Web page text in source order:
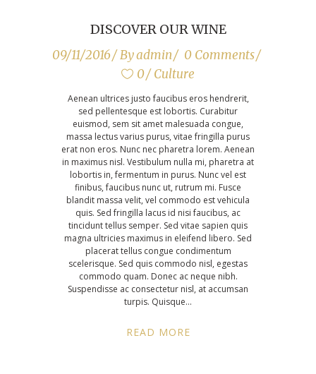
DISCOVER OUR WINE
09/11/2016 Byadmin
0 Comments
0
Culture
Aenean ultrices justo faucibus eros hendrerit,
sed pellentesque est lobortis. Curabitur
euismod, sem sit amet malesuada congue,
massa lectus varius purus, vitae fringilla purus
erat non eros. Nunc nec pharetra lorem. Aenean
in maximus nisl. Vestibulum nulla mi, pharetra at
lobortis in, fermentum in purus. Nunc vel est
finibus, faucibus nunc ut, rutrum mi. Fusce
blandit massa velit, vel commodo est vehicula
quis. Sed fringilla lacus id nisi faucibus, ac
tincidunt tellus semper. Sed vitae sapien quis
magna ultricies maximus in eleifend libero. Sed
placerat tellus congue condimentum
scelerisque. Sed quis commodo nisl, egestas
commodo quam. Donec ac neque nibh.
Suspendisse ac consectetur nisl, at accumsan
turpis. Quisque
READ MORE